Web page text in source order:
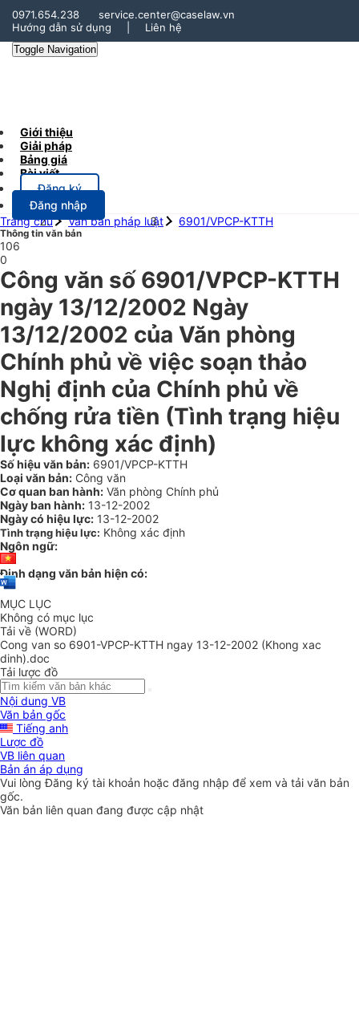
0971.654.238
service.center@caselaw.vn
Hướng dẫn sử dụng
Liên hệ
Toggle Navigation
Giới thiệu
Giải pháp
Bảng giá
Bài viết
Đăng ký
Đăng nhập
Trang chủ
Văn bản pháp luật 6901/VPCP-KTTH
Thông tin văn bản
106
0
Công văn số 6901/VPCP-KTTH
ngày 13/12/2002 Ngày
13/12/2002 của Văn phòng
Chính phủ về việc soạn thảo
Nghị định của Chính phủ về
chống rửa tiền (Tình trạng hiệu
lực không xác định)
Số hiệu văn bản: 6901/VPCP-KTTH
Loại văn bản: Công văn
Cơ quan ban hành: Văn phòng Chính phủ
Ngày ban hành: 13-12-2002
Ngày có hiệu lực: 13-12-2002
Tình trạng hiệu lực: Không xác định
Ngôn ngữ:
Định dạng văn bản hiện có:
MỤC LỤC
Không có mục lục
Tải về (WORD)
Cong van so 6901-VPCP-KTTH ngay 13-12-2002 (Khong xac
dinh).doc
Tải lược đồ
Nội dung VB
Văn bản gốc
Tiếng anh
Lược đồ
VB liên quan
Bản án áp dụng
Vui lòngĐăng ký tài khoản hoặc đăng nhập để xem và tải văn bản
gốc.
Văn bản liên quan đang được cập nhật